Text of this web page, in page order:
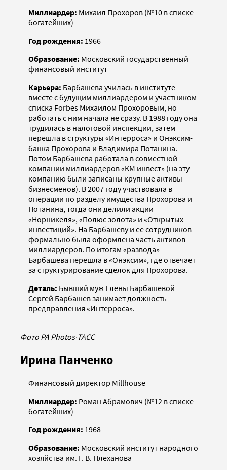
Миллиардер: Михаил Прохоров (№10 в списке
богатейших)
Год рождения: 1966
Образование: Московский государственный
финансовый институт
Карьера: Барбашева училась в институте
вместе с будущим миллиардером и участником
списка Forbes Михаилом Прохоровым, но
работать с ним начала не сразу. В 1988 году она
трудилась в налоговой инспекции, затем
перешла в структуры «Интерроса» и Онэксим-
банка Прохорова и Владимира Потанина.
Потом Барбашева работала в совместной
компании миллиардеров «КМ инвест» (на эту
компанию были записаны крупные активы
бизнесменов). В 2007 году участвовала в
операции по разделу имущества Прохорова и
Потанина, тогда они делили акции
«Норникеля», «Полюс золота» и «Открытых
инвестиций». На Барбашеву и ее сотрудников
формально была оформлена часть активов
миллиардеров. По итогам «развода»
Барбашева перешла в «Онэксим», где отвечает
за структурирование сделок для Прохорова.
Деталь: Бывший муж Елены Барбашевой
Сергей Барбашев занимает должность
предправления «Интерроса».
Фото PA Photos·ТАСС
Ирина Панченко
Финансовый директор Millhouse
Миллиардер: Роман Абрамович (№12 в списке
богатейших)
Год рождения: 1968
Образование: Московский институт народного
хозяйства им. Г. В. Плеханова